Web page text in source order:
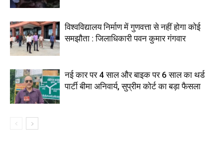
विश्वविद्यालय निर्माण में गुणवत्ता से नहीं होगा कोई
समझौता : जिलाधिकारी पवन कुमार गंगवार
नई कार पर 4 साल और बाइक पर 6 साल का थर्ड
पार्टी बीमा अनिवार्य, सुप्रीम कोर्ट का बड़ा फैसला